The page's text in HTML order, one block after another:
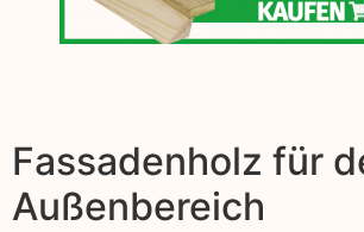
Fassadenholz für
Außenbereich